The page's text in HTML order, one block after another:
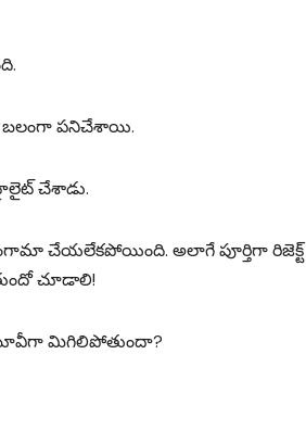
బలంగా పనిచేశాయి.
చేశాడు.
చేయలేకపోయింది. అలాగే పూర్తిగా రిజెక్ట్
చూడాలి!
మూవీగా మిగిలిపోతుందా?